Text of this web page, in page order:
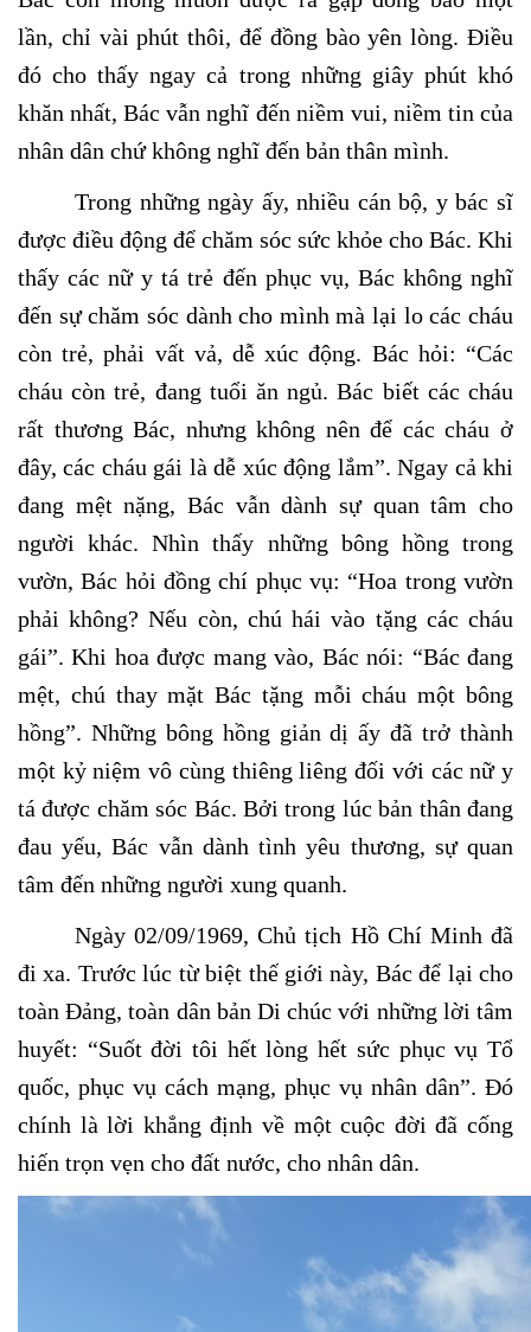
lần, chỉ vài phút thôi, để đồng bào yên lòng. Điều
đó cho thấy ngay cả trong những giây phút khó
khăn nhất, Bác vẫn nghĩ đến niềm vui, niềm tin của
nhân dân chứ không nghĩ đến bản thân mình.
Trong những ngày ấy, nhiều cán bộ, y bác sĩ
được điều động để chăm sóc sức khỏe cho Bác. Khi
thấy các nữ y tá trẻ đến phục vụ, Bác không nghĩ
đến sự chăm sóc dành cho mình mà lại lo các cháu
còn trẻ, phải vất vả, dễ xúc động. Bác hỏi: “Các
cháu còn trẻ, đang tuổi ăn ngủ. Bác biết các cháu
rất thương Bác, nhưng không nên để các cháu ở
đây, các cháu gái là dễ xúc động lắm”. Ngay cả khi
đang mệt nặng, Bác vẫn dành sự quan tâm cho
người khác. Nhìn thấy những bông hồng trong
vườn, Bác hỏi đồng chí phục vụ: “Hoa trong vườn
phải không? Nếu còn, chú hái vào tặng các cháu
gái”. Khi hoa được mang vào, Bác nói: “Bác đang
mệt, chú thay mặt Bác tặng mỗi cháu một bông
hồng”. Những bông hồng giản dị ấy đã trở thành
một kỷ niệm vô cùng thiêng liêng đối với các nữ y
tá được chăm sóc Bác. Bởi trong lúc bản thân đang
đau yếu, Bác vẫn dành tình yêu thương, sự quan
tâm đến những người xung quanh.
Ngày 02/09/1969, Chủ tịch Hồ Chí Minh đã
đi xa. Trước lúc từ biệt thế giới này, Bác để lại cho
toàn Đảng, toàn dân bản Di chúc với những lời tâm
huyết: “Suốt đời tôi hết lòng hết sức phục vụ Tổ
quốc, phục vụ cách mạng, phục vụ nhân dân”. Đó
chính là lời khẳng định về một cuộc đời đã cống
hiến trọn vẹn cho đất nước, cho nhân dân.